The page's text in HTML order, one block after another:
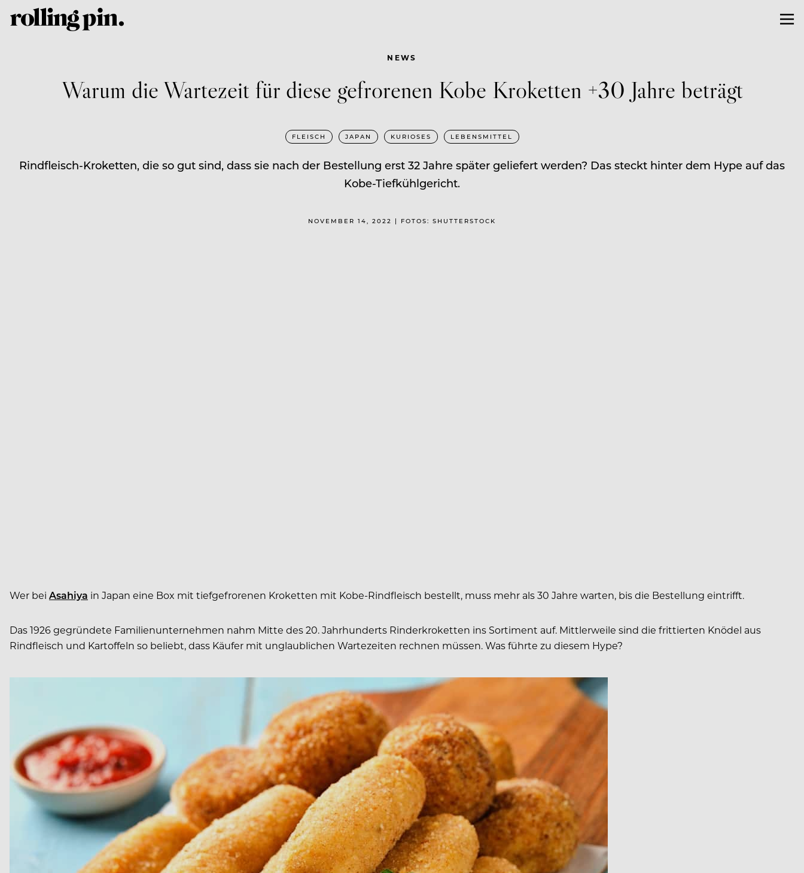
NEWS
Warum die Wartezeit für diese gefrorenen Kobe Kroketten +30 Jahre beträgt
FLEISCH JAPAN KURIOSES LEBENSMITTEL
Rindfleisch-Kroketten, die so gut sind, dass sie nach der Bestellung erst 32 Jahre später geliefert werden? Das steckt hinter dem Hype auf das
Kobe-Tiefkühlgericht.
NOVEMBER 14, 2022 | FOTOS: SHUTTERSTOCK
Wer bei Asahiya in Japan eine Box mit tiefgefrorenen Kroketten mit Kobe-Rindfleisch bestellt, muss mehr als 30 Jahre warten, bis die Bestellung eintrifft.
Das 1926 gegründete Familienunternehmen nahm Mitte des 20. Jahrhunderts Rinderkroketten ins Sortiment auf. Mittlerweile sind die frittierten Knödel aus
Rindfleisch und Kartoffeln so beliebt, dass Käufer mit unglaublichen Wartezeiten rechnen müssen. Was führte zu diesem Hype?